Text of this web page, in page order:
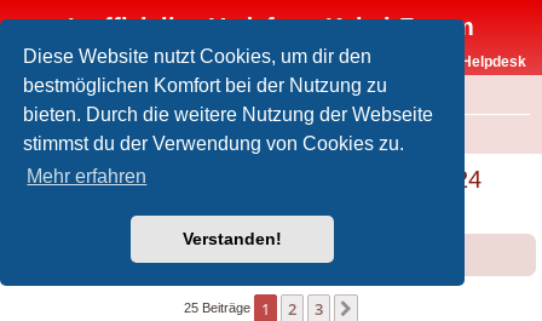
Diese Website nutzt Cookies, um dir den
bestmöglichen Komfort bei der Nutzung zu
bieten. Durch die weitere Nutzung der Webseite
stimmst du der Verwendung von Cookies zu.
Mehr erfahren
Verstanden!
Inoffizielles Vodafone-Kabel-Forum
Vodafone-Kabel-Helpdesk
FAQ
Foren-Übersicht Offtopic
XMAS: On-Air-Design zu Weihnachten 2024
25 Beiträge 1 2 3